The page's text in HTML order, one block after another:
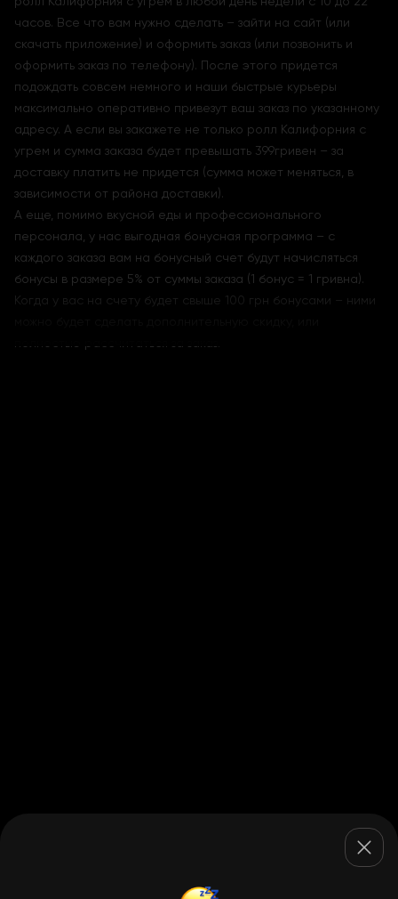
часов. Все что вам нужно сделать – зайти на сайт (или
скачать приложение) и оформить заказ (или позвонить и
оформить заказ по телефону). После этого придется
подождать совсем немного и наши быстрые курьеры
максимально оперативно привезут ваш заказ по указанному
адресу. А если вы закажете не только ролл Калифорния с
угрем и сумма заказа будет превышать 399гривен – за
доставку платить не придется (сумма может меняться, в
зависимости от района доставки).
А еще, помимо вкусной еды и профессионального
персонала, у нас выгодная бонусная программа – с
каждого заказа вам на бонусный счет будут начисляться
бонусы в размере 5% от суммы заказа (1 бонус = 1 гривна).
Когда у вас на счету будет свыше 100 грн бонусами – ними